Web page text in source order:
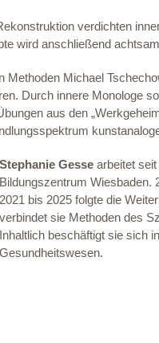
verdichten
wird anschließend
Methoden Michael
Durch innere Monologe
aus den
Stephanie Gesse arbeitet
Bildungszentrum Wiesbaden.
2021 bis 2025 folgte die
verbindet sie Methoden des
Inhaltlich beschäftigt sie sich
Gesundheitswesen.